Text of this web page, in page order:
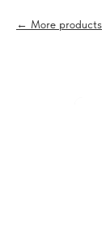
More products